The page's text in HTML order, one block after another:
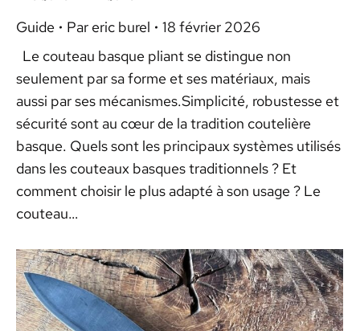
Guide Par eric burel
18 février 2026
Le couteau basque pliant se distingue non
seulement par sa forme et ses matériaux, mais
aussi par ses mécanismes.Simplicité, robustesse et
sécurité sont au cœur de la tradition coutelière
basque. Quels sont les principaux systèmes utilisés
dans les couteaux basques traditionnels ? Et
comment choisir le plus adapté à son usage ? Le
couteau…